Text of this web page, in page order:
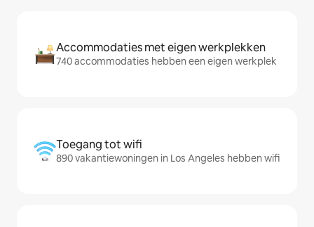
Accommodaties met eigen werkplekken
740 accommodaties hebben een eigen werkplek
Toegang tot wifi
890 vakantiewoningen in Los Angeles hebben wifi